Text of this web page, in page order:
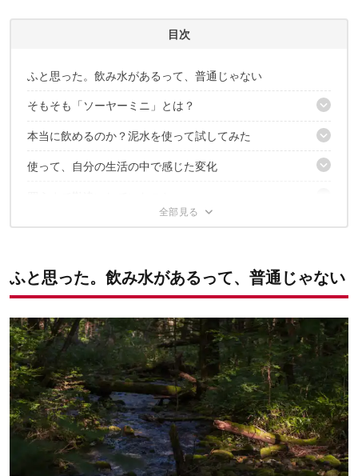
目次
ふと思った。飲み水があるって、普通じゃない
そもそも「ソーヤーミニ」とは？
特徴その1. とにかく小さくて軽い
特徴その2. ペットボトルや付属パウチなど、使い方に幅がある
本当に飲めるのか？泥水を使って試してみた
見た目はどう変わる？ 濾過前後を比べてみた
使って、自分の生活の中で感じた変化
小さいから、持ち出す気になれる
海水やウイルス、化学物質まで何でも対応できるわけではない
持ち歩くなら収納袋も欲しい。その答えはモンベルにあった
✔こちらの記事もおすすめ
ふと思った。飲み水があるって、普通じゃない